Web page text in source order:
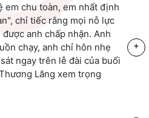
em chu toàn, em nhất định
chỉ tiếc rằng mọi nỗ lực
anh chấp nhận. Anh
chạy, anh chỉ hôn nhẹ
ngay trên lễ đài của buổi
Lăng xem trọng
+